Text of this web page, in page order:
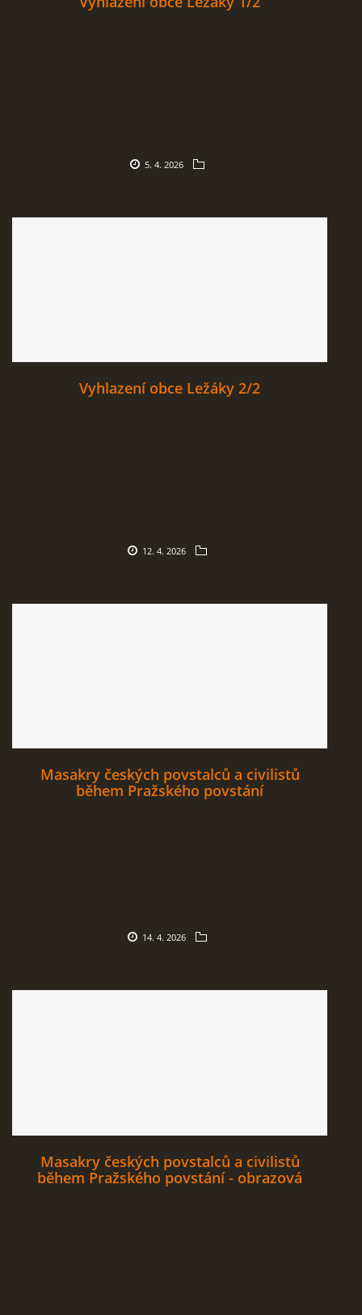
5. 4. 2026
Vyhlazení obce Ležáky 2/2
12. 4. 2026
Masakry českých povstalců a civilistů
během Pražského povstání
14. 4. 2026
Masakry českých povstalců a civilistů
během Pražského povstání - obrazová